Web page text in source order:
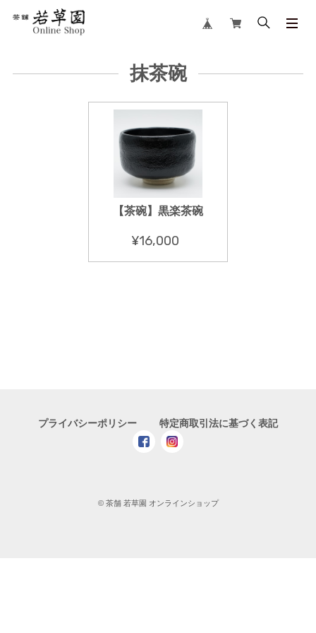
抹茶碗
【茶碗】黒楽茶碗
¥16,000
プライバシーポリシー 特定商取引法に基づく表記
© 茶舗 若草園 オンラインショップ